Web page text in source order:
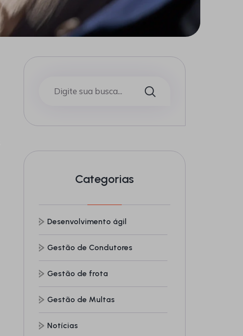
Categorias
Desenvolvimento ágil
Gestão de Condutores
Gestão de frota
Gestão de Multas
Notícias